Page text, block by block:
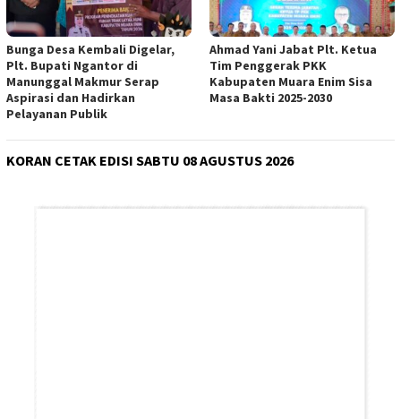
Bunga Desa Kembali Digelar,
Plt. Bupati Ngantor di
Manunggal Makmur Serap
Aspirasi dan Hadirkan
Pelayanan Publik
Ahmad Yani Jabat Plt. Ketua
Tim Penggerak PKK
Kabupaten Muara Enim Sisa
Masa Bakti 2025-2030
KORAN CETAK EDISI SABTU 08 AGUSTUS 2026